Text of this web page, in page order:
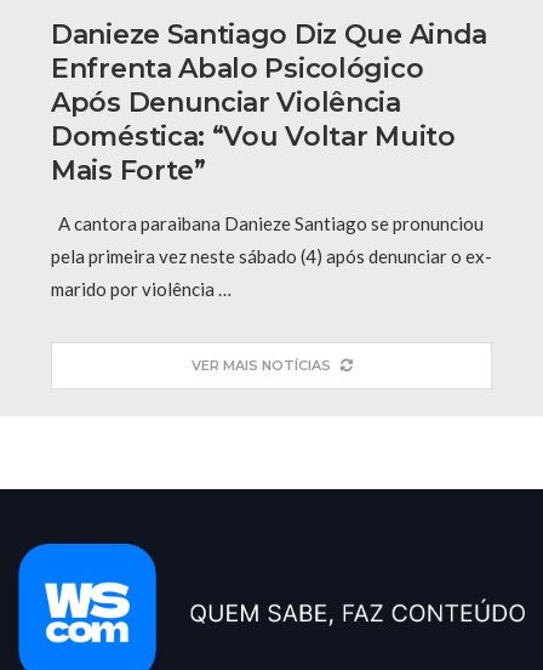
Danieze Santiago Diz Que Ainda
Enfrenta Abalo Psicológico
Após Denunciar Violência
Doméstica: “Vou Voltar Muito
Mais Forte”
A cantora paraibana Danieze Santiago se pronunciou
pela primeira vez neste sábado (4) após denunciar o ex-
marido por violência …
VER MAIS NOTÍCIAS